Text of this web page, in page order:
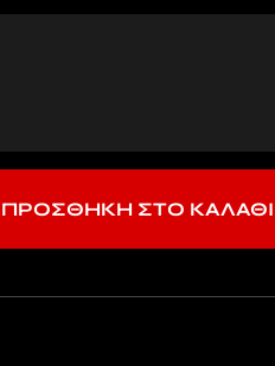
ΠΡΟΣΘΉΚΗ ΣΤΟ ΚΑΛΆΘΙ